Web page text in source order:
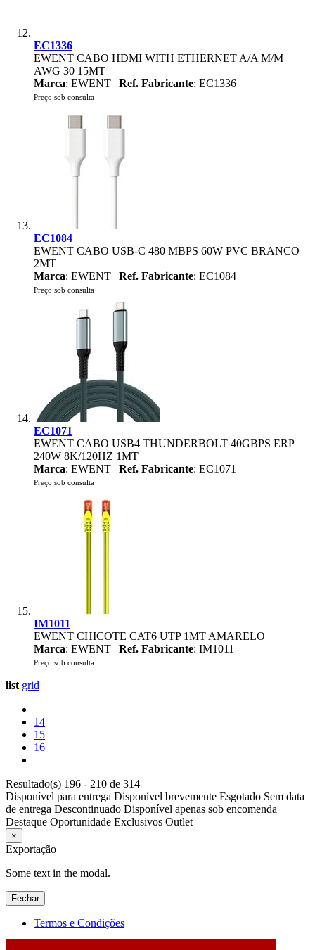
EC1336
EWENT CABO HDMI WITH ETHERNET A/A M/M
AWG 30 15MT
Marca: EWENT | Ref. Fabricante: EC1336
Preço sob consulta
EC1084
EWENT CABO USB-C 480 MBPS 60W PVC BRANCO
2MT
Marca: EWENT | Ref. Fabricante: EC1084
Preço sob consulta
EC1071
EWENT CABO USB4 THUNDERBOLT 40GBPS ERP
240W 8K/120HZ 1MT
Marca: EWENT | Ref. Fabricante: EC1071
Preço sob consulta
IM1011
EWENT CHICOTE CAT6 UTP 1MT AMARELO
Marca: EWENT | Ref. Fabricante: IM1011
Preço sob consulta
list grid
14
15
16
Resultado(s) 196 - 210 de 314
Disponível para entrega Disponível brevemente Esgotado Sem data
de entrega Descontinuado Disponível apenas sob encomenda
Destaque Oportunidade Exclusivos Outlet
×
Exportação
Some text in the modal.
Fechar
Termos e Condições